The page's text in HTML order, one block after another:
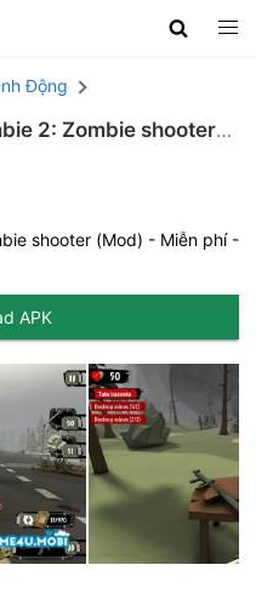
Động
2: Zombie shooter
shooter (Mod) - Miễn phí -
APK